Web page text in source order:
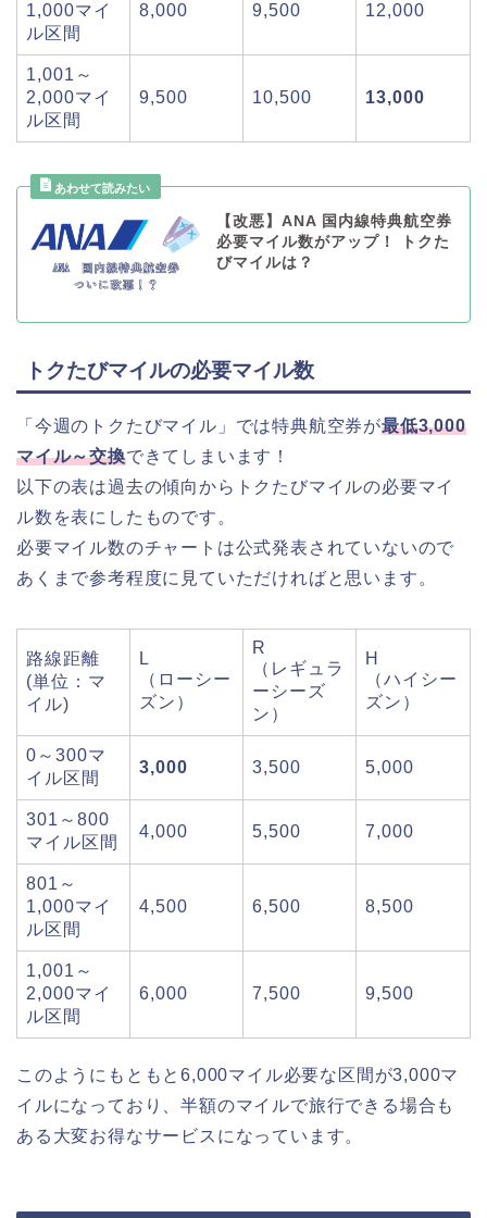
1,000マイ
ル区間
8,000 9,500 12,000
1,001～
2,000マイ
ル区間
9,500 10,500 13,000
【改悪】ANA 国内線特典航空券
必要マイル数がアップ！ トクた
びマイルは？
トクたびマイルの必要マイル数
「今週のトクたびマイル」では特典航空券が最低3,000
マイル～交換できてしまいます！
以下の表は過去の傾向からトクたびマイルの必要マイ
ル数を表にしたものです。
必要マイル数のチャートは公式発表されていないので
あくまで参考程度に見ていただければと思います。
路線距離
(単位：マ
イル)
L
（ローシー
ズン）
R
（レギュラ
ーシーズ
ン）
H
（ハイシー
ズン）
0～300マ
イル区間
3,000 3,500 5,000
301～800
マイル区間
4,000 5,500 7,000
801～
1,000マイ
ル区間
4,500 6,500 8,500
1,001～
2,000マイ
ル区間
6,000 7,500 9,500
このようにもともと6,000マイル必要な区間が3,000マ
イルになっており、半額のマイルで旅行できる場合も
ある大変お得なサービスになっています。